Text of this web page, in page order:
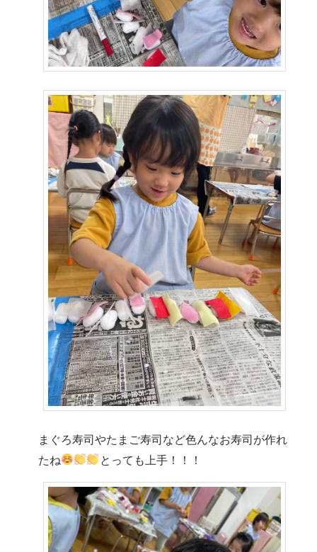
まぐろ寿司やたまご寿司など色んなお寿司が作れ
たね
とっても上手！！！